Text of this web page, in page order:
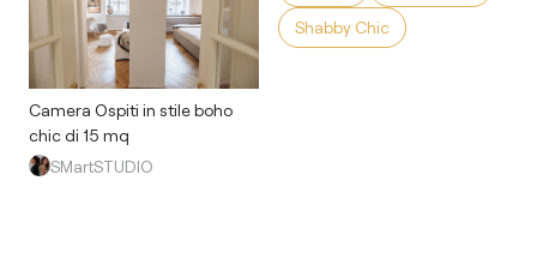
Camera Ospiti in stile boho
chic di 15 mq
SMartSTUDIO
Shabby Chic